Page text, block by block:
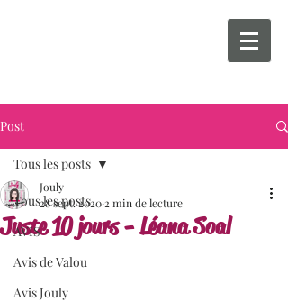
Post
Tous les posts
AVIS
Avis de Valou
Avis Jouly
Tous les posts
Juste 10 jours - Léana Soal
Jouly
28 sept. 2020 2 min de lecture